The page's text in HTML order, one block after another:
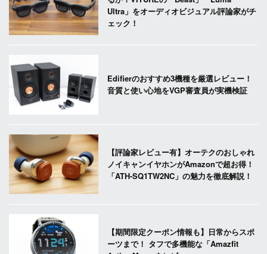
Ultra」をオーディオビジュアル評論家がチ
ェック！
Edifierのおすすめ3機種を厳選レビュー！
音質と使い心地をVGP審査員が実機検証
【評論家レビュー有】オーテクのおしゃれ
ノイキャンイヤホンがAmazonで超お得！
「ATH-SQ1TW2NC」の魅力を徹底解説！
【期間限定クーポン情報も】日常からスポ
ーツまで！ タフで多機能な「Amazfit